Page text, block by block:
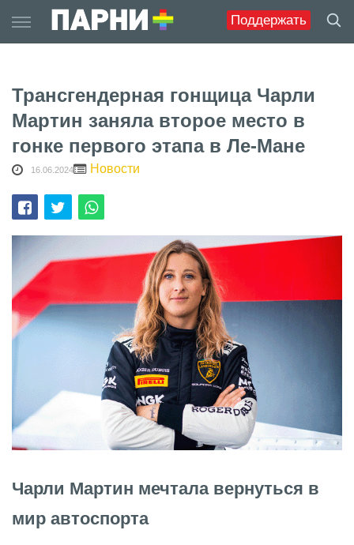
Поддержать
to
content
Трансгендерная гонщица Чарли
Мартин заняла второе место в
гонке первого этапа в Ле-Мане
16.06.2024 Новости
Чарли Мартин мечтала вернуться в
мир автоспорта